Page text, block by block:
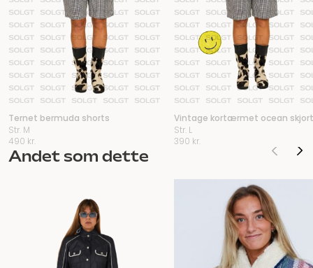
Ternet bermuda shorts
Str. M
490 kr.
Vintage kortærmet ocean
Str. L
390 kr.
Andet som dette